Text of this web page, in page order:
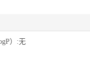
）:无